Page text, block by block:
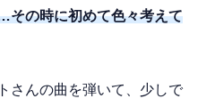
その時に初めて色々考えて
さんの曲を弾いて、少しで